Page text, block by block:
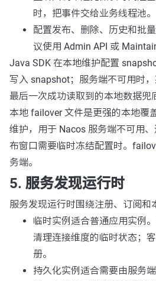
时，把事件交给业务线程池。
配置发布、删除、历史和批
议使用 Admin API 或
Java SDK 在本地维护配置
写入 snapshot；服务端不可用时
最后一次成功读取到的本地数据兜
本地 failover 文件是更强的本地覆
维护，用于 Nacos 服务端不可用
布窗口需要临时冻结配置时。
务端。
5. 服务发现运行时
服务发现运行时围绕注册、订阅和
临时实例适合普通应用实例
清理连接维度的临时状态；
册。
持久化实例适合需要由服务